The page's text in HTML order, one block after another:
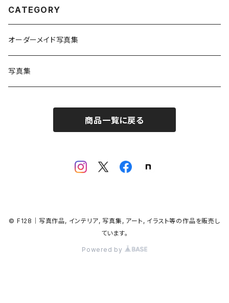
CATEGORY
オーダーメイド写真集
写真集
商品一覧に戻る
© F128｜写真作品, インテリア, 写真集, アート, イラスト等の作品を販売し
ています。
Powered by